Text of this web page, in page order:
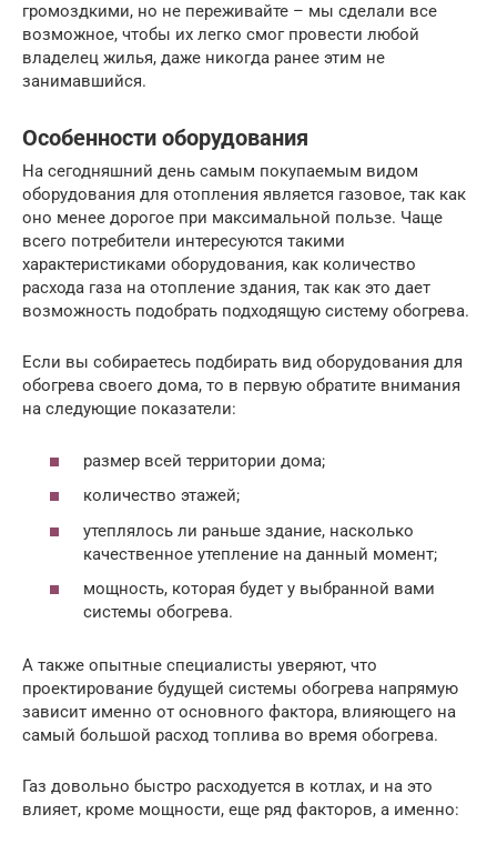
громоздкими, но не переживайте – мы сделали все
возможное, чтобы их легко смог провести любой
владелец жилья, даже никогда ранее этим не
занимавшийся.
Особенности оборудования
На сегодняшний день самым покупаемым видом
оборудования для отопления является газовое, так как
оно менее дорогое при максимальной пользе. Чаще
всего потребители интересуются такими
характеристиками оборудования, как количество
расхода газа на отопление здания, так как это дает
возможность подобрать подходящую систему обогрева.
Если вы собираетесь подбирать вид оборудования для
обогрева своего дома, то в первую обратите внимания
на следующие показатели:
размер всей территории дома;
количество этажей;
утеплялось ли раньше здание, насколько
качественное утепление на данный момент;
мощность, которая будет у выбранной вами
системы обогрева.
А также опытные специалисты уверяют, что
проектирование будущей системы обогрева напрямую
зависит именно от основного фактора, влияющего на
самый большой расход топлива во время обогрева.
Газ довольно быстро расходуется в котлах, и на это
влияет, кроме мощности, еще ряд факторов, а именно: